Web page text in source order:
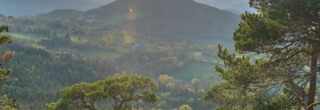
Gîtes et chambres d’hôtes
Campings
Restaurants
Transporteurs & services
Rando douce
Trouver un club
Adhérer
Créer un club
Ordre de mission et note de frais